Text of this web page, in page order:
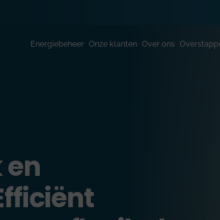
Energiebeheer Onze klanten Over ons